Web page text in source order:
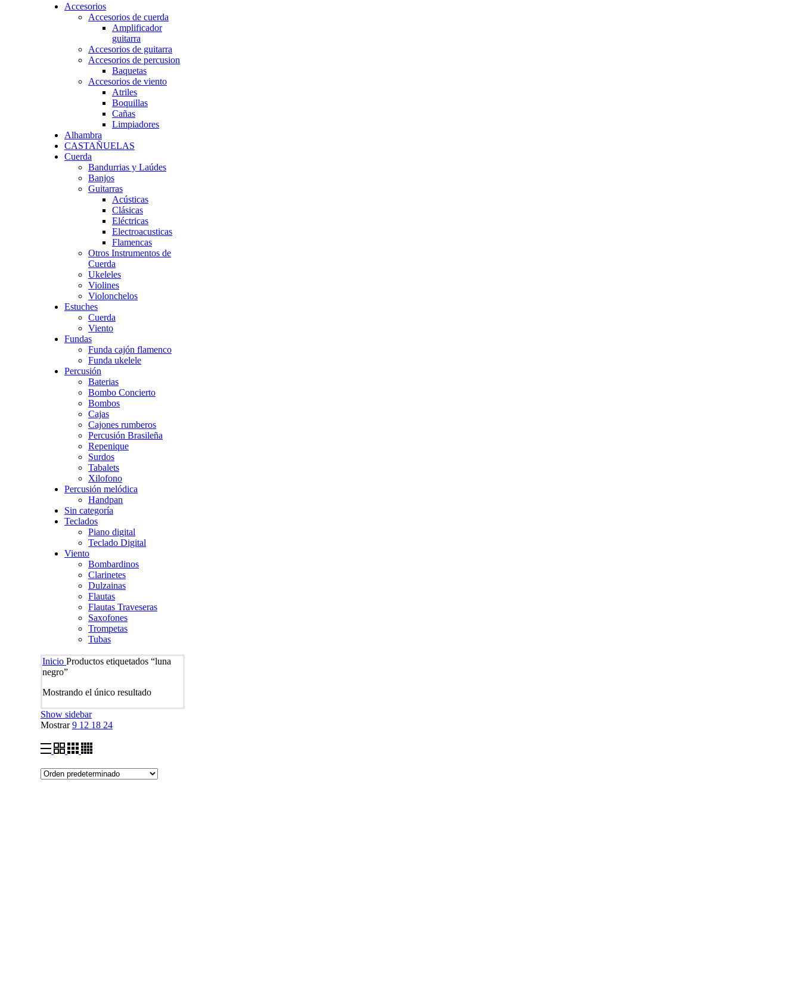
Accesorios
Accesorios de cuerda
Amplificador
guitarra
Accesorios de guitarra
Accesorios de percusion
Baquetas
Accesorios de viento
Atriles
Boquillas
Cañas
Limpiadores
Alhambra
CASTAÑUELAS
Cuerda
Bandurrias y Laúdes
Banjos
Guitarras
Acústicas
Clásicas
Eléctricas
Electroacusticas
Flamencas
Otros Instrumentos de
Cuerda
Ukeleles
Violines
Violonchelos
Estuches
Cuerda
Viento
Fundas
Funda cajón flamenco
Funda ukelele
Percusión
Baterias
Bombo Concierto
Bombos
Cajas
Cajones rumberos
Percusión Brasileña
Repenique
Surdos
Tabalets
Xilofono
Percusión melódica
Handpan
Sin categoría
Teclados
Piano digital
Teclado Digital
Viento
Bombardinos
Clarinetes
Dulzainas
Flautas
Flautas Traveseras
Saxofones
Trompetas
Tubas
Inicio Productos etiquetados “luna
negro”
Mostrando el único resultado
Show sidebar
Mostrar9 12 18 24